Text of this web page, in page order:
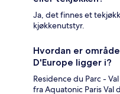
Ja, det finnes et
kjøkkenutstyr.
Hvordan er
D'Europe ligger i?
Residence du Parc -
fra Aquatonic Paris